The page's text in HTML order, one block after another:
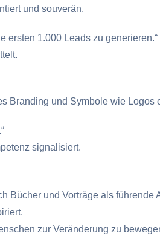
und souverän.
ersten 1.000 Leads zu generieren.“
und Symbole wie Logos
signalisiert.
Bücher und Vorträge als
zur Veränderung zu